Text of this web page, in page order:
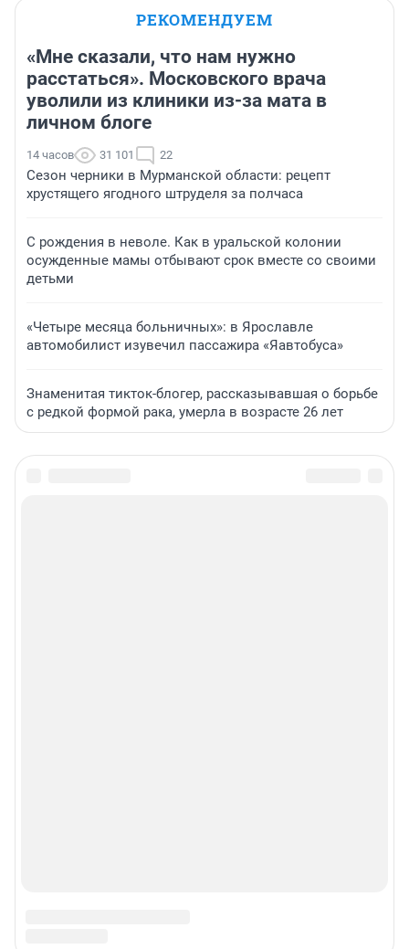
РЕКОМЕНДУЕМ
«Мне сказали, что нам нужно
расстаться». Московского врача
уволили из клиники из-за мата в
личном блоге
14 часов 31 101 22
Сезон черники в Мурманской области: рецепт
хрустящего ягодного штруделя за полчаса
С рождения в неволе. Как в уральской колонии
осужденные мамы отбывают срок вместе со своими
детьми
«Четыре месяца больничных»: в Ярославле
автомобилист изувечил пассажира «Яавтобуса»
Знаменитая тикток-блогер, рассказывавшая о борьбе
с редкой формой рака, умерла в возрасте 26 лет